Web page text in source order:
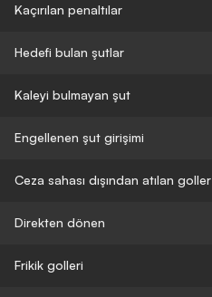
Kaçırılan penaltılar
Hedefi bulan şutlar
Kaleyi bulmayan şut
Engellenen şut girişimi
Ceza sahası dışından atılan goller
Direkten dönen
Frikik golleri